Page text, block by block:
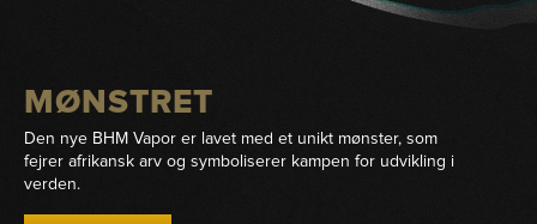
MØNSTRET
Den nye BHM Vapor er lavet med et unikt mønster, som
fejrer afrikansk arv og symboliserer kampen for udvikling i
verden.